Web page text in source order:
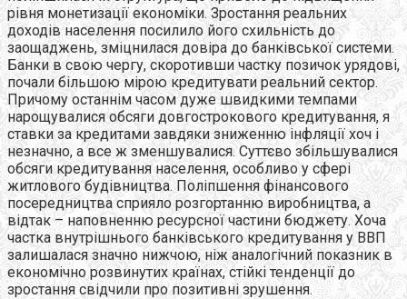
рівня монетизації економіки. Зростання реальних
доходів населення посилило його схильність до
заощаджень, зміцнилася довіра до банківської системи.
Банки в свою чергу, скоротивши частку позичок урядові,
почали більшою мірою кредитувати реальний сектор.
Причому останнім часом дуже швидкими темпами
нарощувалися обсяги довгострокового кредитування, я
ставки за кредитами завдяки зниженню інфляції хоч і
незначно, а все ж зменшувалися. Суттєво збільшувалися
обсяги кредитування населення, особливо у сфері
житлового будівництва. Поліпшення фінансового
посередництва сприяло розгортанню виробництва, а
відтак – наповненню ресурсної частини бюджету. Хоча
частка внутрішнього банківського кредитування у ВВП
залишалася значно нижчою, ніж аналогічний показник в
економічно розвинутих країнах, стійкі тенденції до
зростання свідчили про позитивні зрушення.